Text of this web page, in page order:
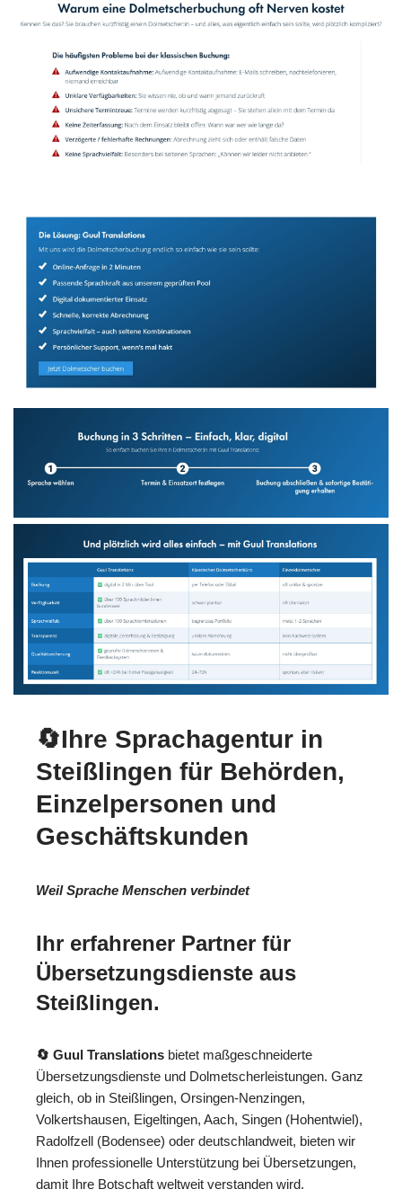
🔄Ihre Sprachagentur in
Steißlingen für Behörden,
Einzelpersonen und
Geschäftskunden
Weil Sprache Menschen verbindet
Ihr erfahrener Partner für
Übersetzungsdienste aus
Steißlingen.
🔄 Guul Translations bietet maßgeschneiderte
Übersetzungsdienste und Dolmetscherleistungen. Ganz
gleich, ob in Steißlingen, Orsingen-Nenzingen,
Volkertshausen, Eigeltingen, Aach, Singen (Hohentwiel),
Radolfzell (Bodensee) oder deutschlandweit, bieten wir
Ihnen professionelle Unterstützung bei Übersetzungen,
damit Ihre Botschaft weltweit verstanden wird.